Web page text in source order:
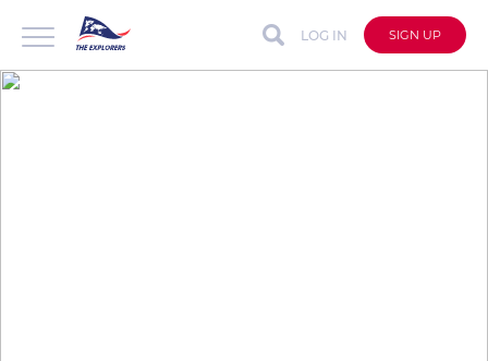
LOG IN SIGN UP